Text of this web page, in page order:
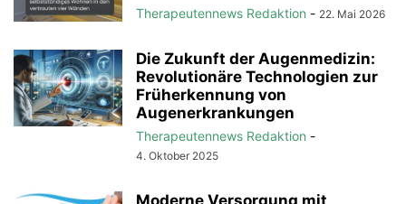
Therapeutennews Redaktion - 22. Mai 2026
Die Zukunft der Augenmedizin:
Revolutionäre Technologien zur
Früherkennung von
Augenerkrankungen
Therapeutennews Redaktion -
4. Oktober 2025
Moderne Versorgung mit